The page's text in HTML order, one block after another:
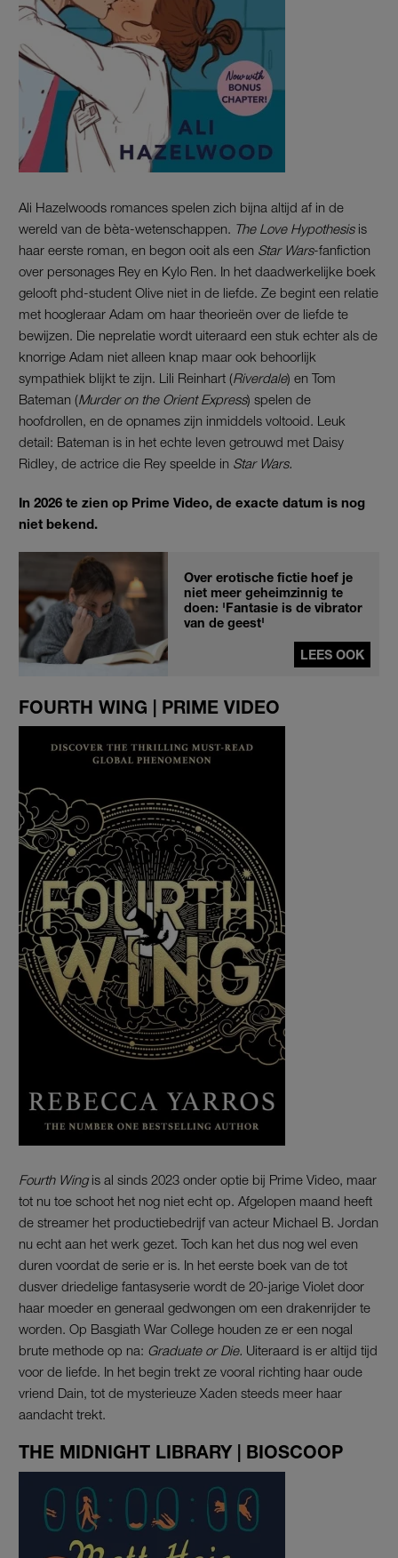
Ali Hazelwoods romances spelen zich bijna altijd af in de
wereld van de bèta-wetenschappen.
The Love Hypothesis is
haar eerste roman, en begon ooit als een Star Wars-fanfiction
over personages Rey en Kylo Ren. In het daadwerkelijke boek
gelooft phd-student Olive niet in de liefde. Ze begint een relatie
met hoogleraar Adam om haar theorieën over de liefde te
bewijzen. Die neprelatie wordt uiteraard een stuk echter als de
knorrige Adam niet alleen knap maar ook behoorlijk
sympathiek blijkt te zijn. Lili Reinhart (Riverdale) en Tom
Bateman (Murder on the Orient Express) spelen de
hoofdrollen, en de opnames zijn inmiddels voltooid. Leuk
detail: Bateman is in het echte leven getrouwd met Daisy
Ridley, de actrice die Rey speelde in Star Wars.
In 2026 te zien op Prime Video, de exacte datum is nog
niet bekend.
Over erotische fictie hoef je
niet meer geheimzinnig te
doen: 'Fantasie is de vibrator
van de geest'
LEES OOK
FOURTH WING | PRIME VIDEO
Fourth Wingis al sinds 2023 onder optie bij Prime Video, maar
tot nu toe schoot het nog niet echt op. Afgelopen maand heeft
de streamer het productiebedrijf van acteur Michael B. Jordan
nu echt aan het werk gezet. Toch kan het dus nog wel even
duren voordat de serie er is. In het eerste boek van de tot
dusver driedelige fantasyserie wordt de 20-jarige Violet door
haar moeder en generaal gedwongen om een drakenrijder te
worden. Op Basgiath War College houden ze er een nogal
brute methode op na: Graduate or Die. Uiteraard is er altijd tijd
voor de liefde. In het begin trekt ze vooral richting haar oude
vriend Dain, tot de mysterieuze Xaden steeds meer haar
aandacht trekt.
THE MIDNIGHT LIBRARY | BIOSCOOP